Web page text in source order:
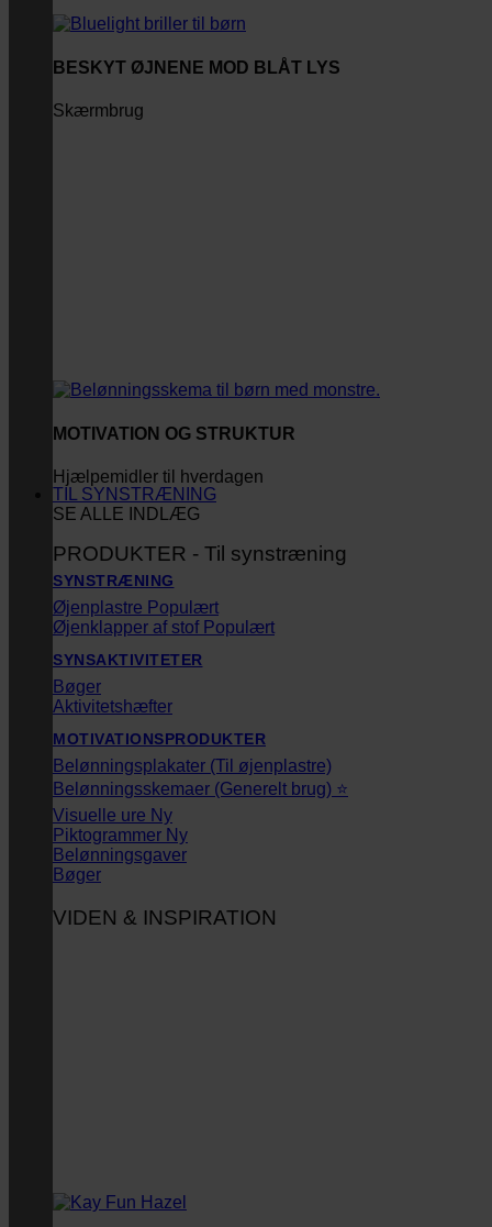
BESKYT ØJNENE MOD BLÅT LYS
Skærmbrug
MOTIVATION OG STRUKTUR
Hjælpemidler til hverdagen
SE ALLE INDLÆG
TIL SYNSTRÆNING
PRODUKTER - Til synstræning
SYNSTRÆNING
Øjenplastre
Øjenklapper af stof
SYNSAKTIVITETER
Bøger
Aktivitetshæfter
MOTIVATIONSPRODUKTER
Belønningsplakater (Til øjenplastre)
Belønningsskemaer (Generelt brug) ⭐
Visuelle ure
Piktogrammer
Belønningsgaver
Bøger
VIDEN & INSPIRATION